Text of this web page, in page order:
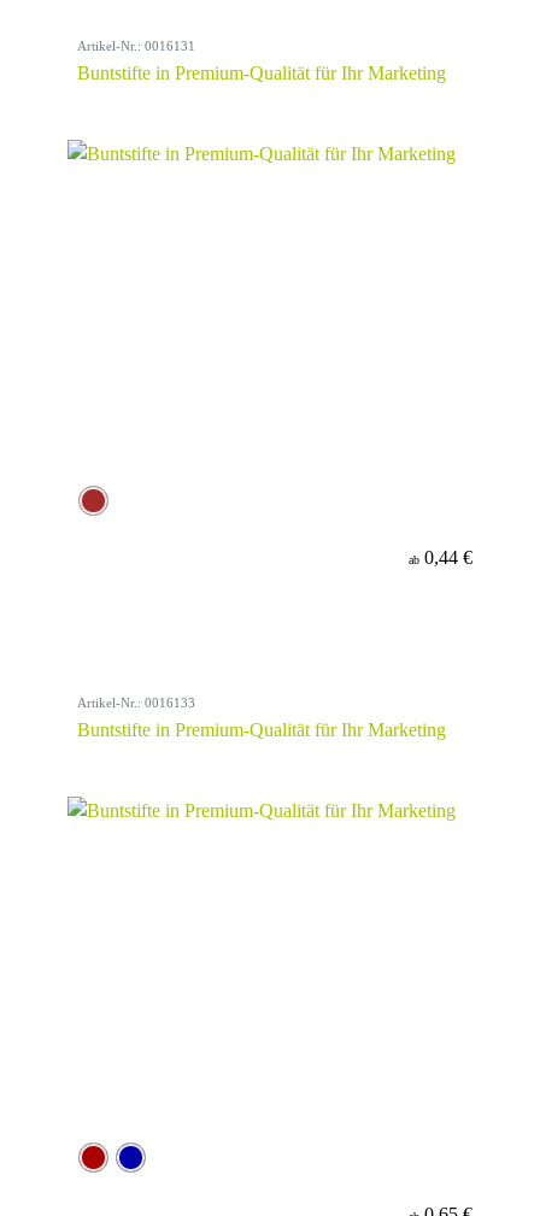
Artikel-Nr.: 0016131
Buntstifte in Premium-Qualität für Ihr Marketing
ab 0,44 €
Artikel-Nr.: 0016133
Buntstifte in Premium-Qualität für Ihr Marketing